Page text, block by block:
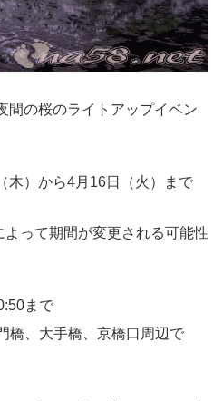
間の桜のライトアップイベン
木）から4月16日（火）まで
って期間が変更される可能性
まで
橋、大手橋、京橋口周辺で